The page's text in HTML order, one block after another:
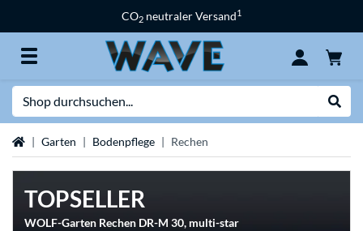
CO2 neutraler Versand1
StartseiteGarten Bodenpflege Rechen
TOPSELLER
WOLF-Garten Rechen DR-M 30, multi-star